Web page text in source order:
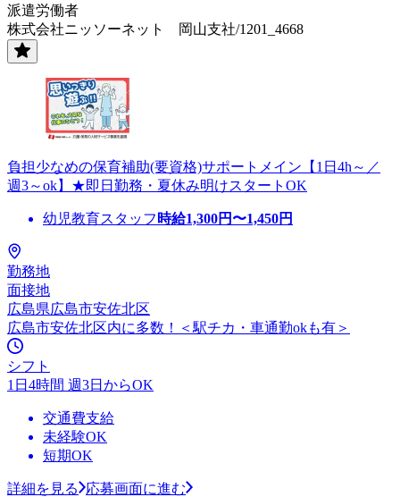
派遣労働者
株式会社ニッソーネット 岡山支社/1201_4668
負担少なめの保育補助(要資格)サポートメイン【1日4h～／
週3～ok】★即日勤務・夏休み明けスタートOK
幼児教育スタッフ 時給1,300円〜1,450円
勤務地
面接地
広島県広島市安佐北区
広島市安佐北区内に多数！＜駅チカ・車通勤okも有＞
シフト
1日4時間 週3日からOK
交通費支給
未経験OK
短期OK
詳細を見る 応募画面に進む